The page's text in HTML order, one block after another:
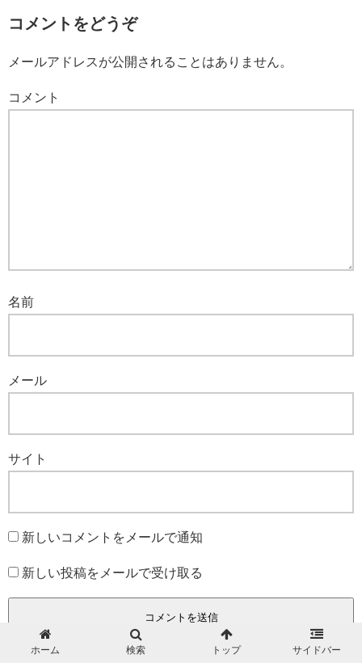
コメントをどうぞ
メールアドレスが公開されることはありません。
コメント
名前
メール
サイト
新しいコメントをメールで通知
新しい投稿をメールで受け取る
ホーム 検索 トップ サイドバー